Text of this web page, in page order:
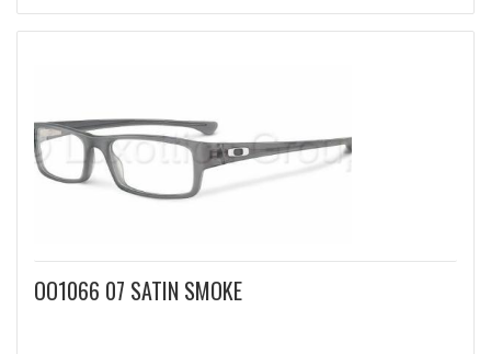
OO1066 07 SATIN SMOKE